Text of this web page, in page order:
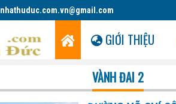
nhathuduc.com.vn@gmail.com
GIỚI THIỆU
VÀNH ĐAI 2